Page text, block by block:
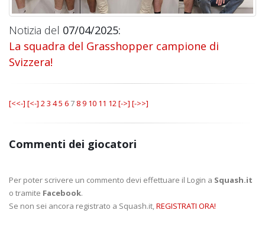
Notizia del 07/04/2025:
La squadra del Grasshopper campione di
Svizzera!
[<<-] [<-] 23 45 6 7 89 10 11 12[->] [->>]
Commenti dei giocatori
Per poter scrivere un commento devi effettuare il Login a Squash.it
o tramite Facebook.
Se non sei ancora registrato a Squash.it,REGISTRATI ORA!